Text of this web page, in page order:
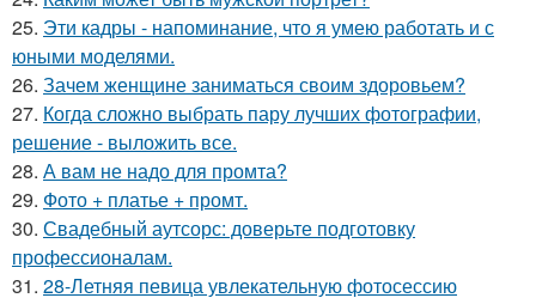
25. Эти кадры - напоминание, что я умею работать и с
юными моделями.
26. Зачем женщине заниматься своим здоровьем?
27. Когда сложно выбрать пару лучших фотографии,
решение - выложить все.
28. А вам не надо для промта?
29. Фото + платье + промт.
30. Свадебный аутсорс: доверьте подготовку
профессионалам.
31. 28-Летняя певица увлекательную фотосессию